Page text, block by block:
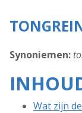
Synoniemen:
Wat zijn